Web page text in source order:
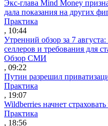
Экс-глава Mind Money
дала показания на других
Практика
, 10:44
Утренний обзор за 7
селлеров и требования для
Обзор СМИ
, 09:22
Путин разрешил
Практика
, 19:07
Wildberries начнет
Практика
, 18:56